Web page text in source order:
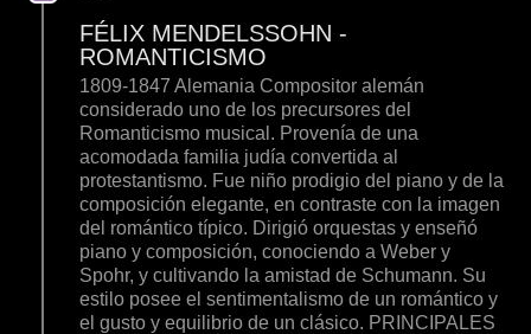
FÉLIX MENDELSSOHN -
ROMANTICISMO
1809-1847 Alemania Compositor alemán
considerado uno de los precursores del
Romanticismo musical. Provenía de una
acomodada familia judía convertida al
protestantismo. Fue niño prodigio del piano y de la
composición elegante, en contraste con la imagen
del romántico típico. Dirigió orquestas y enseñó
piano y composición, conociendo a Weber y
Spohr, y cultivando la amistad de Schumann. Su
estilo posee el sentimentalismo de un romántico y
el gusto y equilibrio de un clásico. PRINCIPALES